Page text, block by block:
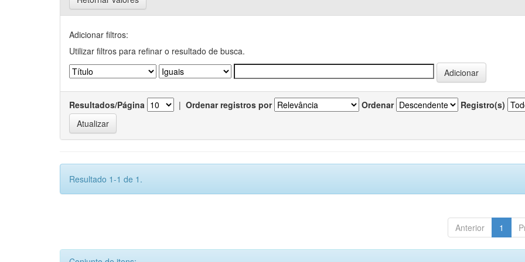
Adicionar filtros:
Utilizar filtros para refinar o resultado de busca.
Resultados/Página | Ordenar registros por Ordenar Registro(s)
Resultado 1-1 de 1.
Anterior 1